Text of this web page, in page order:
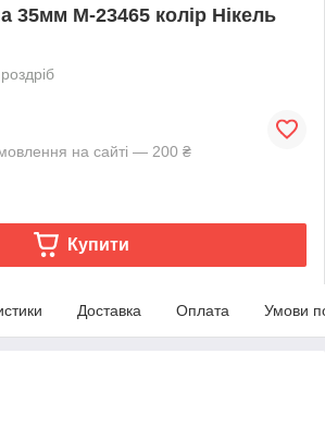
35мм М-23465 колір Нікель
на сайті — 200 ₴
Купити
Доставка Оплата Умови